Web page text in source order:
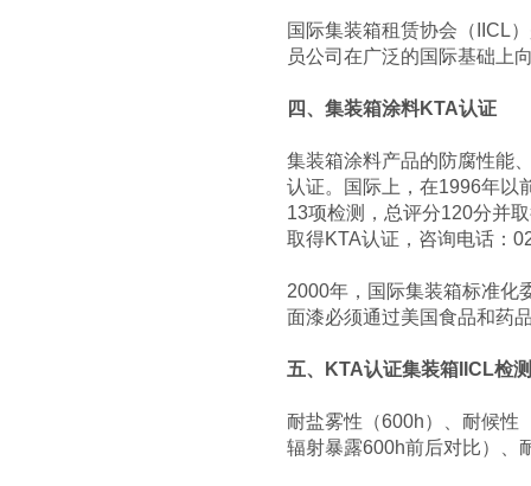
国际集装箱租赁协会（IICL
员公司在广泛的国际基础上
四、集装箱涂料KTA认证
集装箱涂料产品的防腐性能
认证。国际上，在1996年以
13项检测，总评分120分并
取得KTA认证，咨询电话：
2000年，国际集装箱标准化
面漆必须通过美国食品和药
五、KTA认证集装箱IICL检
耐盐雾性（600h）、耐候性
辐射暴露600h前后对比）、